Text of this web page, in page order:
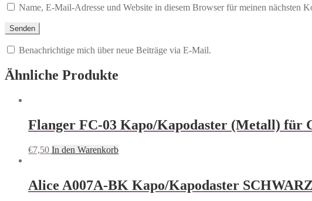
Name, E-Mail-Adresse und Website in diesem Browser für meinen nächsten
Benachrichtige mich über neue Beiträge via E-Mail.
Ähnliche Produkte
Flanger FC-03 Kapo/Kapodaster (Metall) für
€7,50 In den Warenkorb
Alice A007A-BK Kapo/Kapodaster